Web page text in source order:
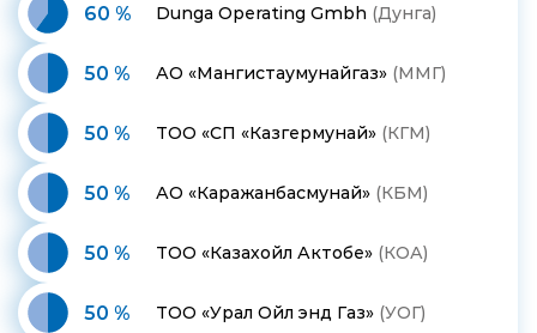
60 % Dunga Operating Gmbh (Дунга)
50 % АО «Мангистаумунайгаз» (ММГ)
50 % ТОО «СП «Казгермунай» (КГМ)
50 % АО «Каражанбасмунай» (КБМ)
50 % ТОО «Казахойл Актобе» (КОА)
50 % ТОО «Урал Ойл энд Газ» (УОГ)